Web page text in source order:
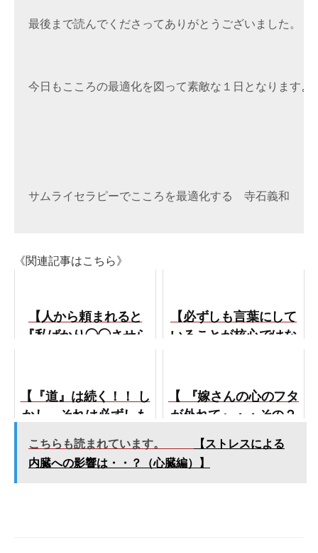
最後まで読んでくださってありがとうございました。
今日もこころの最適化を図って素敵な１日となりますよ
《関連記事はこちら》
【人から頼まれると
『私ばかり◯◯させら
【必ずしも言葉にして
いることが核心ではな
【『道』は続く！！ し
かし、それは必ずしも
い！！】
【 『嫁さんの心のフタ
が外れて』・・その２
こちらも読まれています。
【ストレスによる
内臓への影響は・・？（心臓編）】